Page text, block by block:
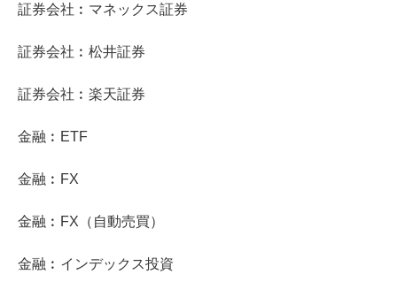
証券会社︰マネックス証券
証券会社︰松井証券
証券会社︰楽天証券
金融︰ETF
金融︰FX
金融︰FX（自動売買）
金融︰インデックス投資